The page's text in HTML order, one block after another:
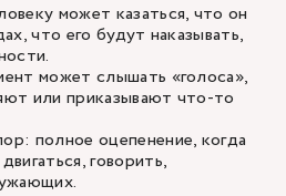
может казаться, что он
что его будут наказывать,
может слышать «голоса»,
или приказывают что-то
полное оцепенение, когда
говорить,